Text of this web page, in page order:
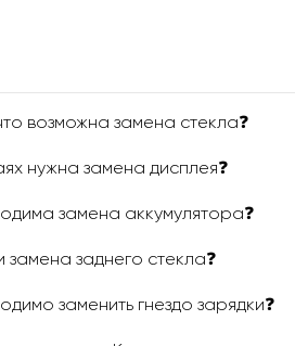
возможна замена стекла❓
нужна замена дисплея❓
замена аккумулятора❓
заднего стекла❓
заменить гнездо зарядки❓